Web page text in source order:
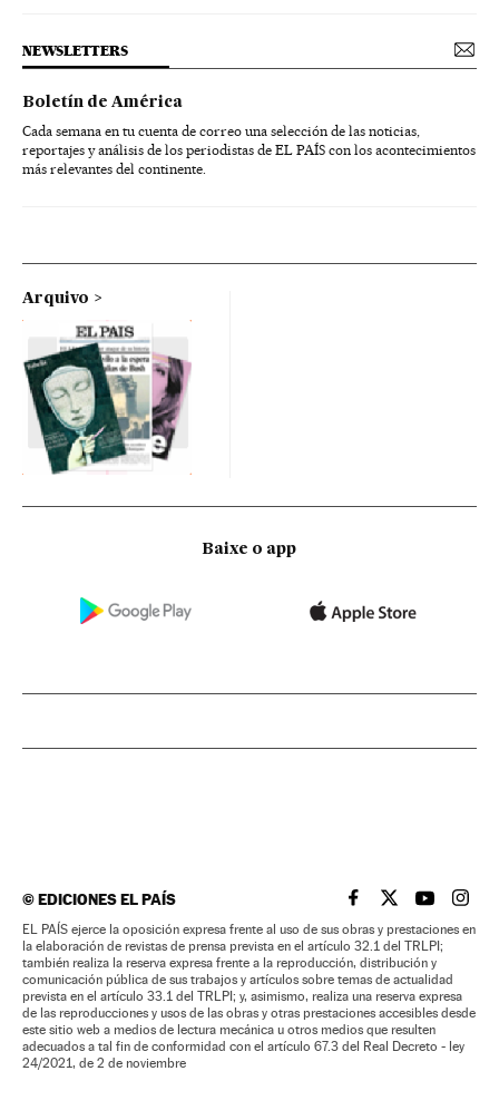
NEWSLETTERS
Boletín de América
Cada semana en tu cuenta de correo una selección de las noticias,
reportajes y análisis de los periodistas de EL PAÍS con los acontecimientos
más relevantes del continente.
Arquivo
Baixe o app
©EDICIONES EL PAÍS EL PAÍS BRASIL EN
EL PAÍSEL PAÍS
EL
EL PAÍS ejerce la oposición expresa frente al uso de sus obras y prestaciones en
la elaboración de revistas de prensa prevista en el artículo 32.1 del TRLPI;
también realiza la reserva expresa frente a la reproducción, distribución y
comunicación pública de sus trabajos y artículos sobre temas de actualidad
prevista en el artículo 33.1 del TRLPI; y, asimismo, realiza una reserva expresa
de las reproducciones y usos de las obras y otras prestaciones accesibles desde
este sitio web a medios de lectura mecánica u otros medios que resulten
adecuados a tal fin de conformidad con el artículo 67.3 del Real Decreto - ley
24/2021, de 2 de noviembre